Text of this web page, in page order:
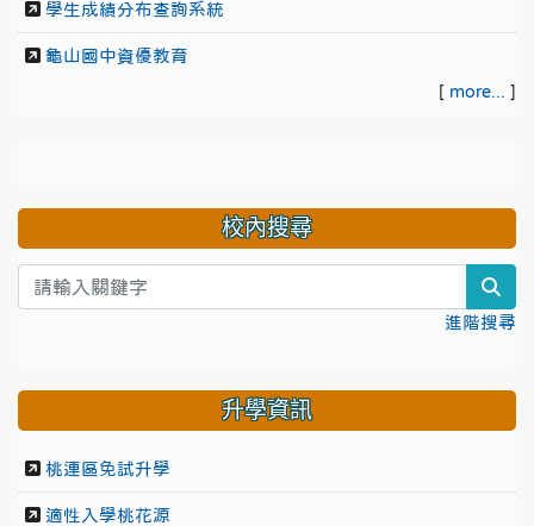
學生成績分布查詢系統
龜山國中資優教育
[ more... ]
校內搜尋
進階搜尋
升學資訊
桃連區免試升學
適性入學桃花源